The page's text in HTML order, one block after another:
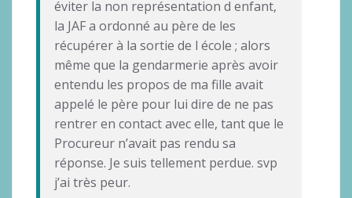
éviter la non représentation d enfant,
la JAF a ordonné au père de les
récupérer à la sortie de l école ; alors
même que la gendarmerie après avoir
entendu les propos de ma fille avait
appelé le père pour lui dire de ne pas
rentrer en contact avec elle, tant que le
Procureur n’avait pas rendu sa
réponse. Je suis tellement perdue. svp
j’ai très peur.